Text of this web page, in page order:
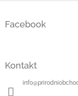
Facebook
Kontakt
info@